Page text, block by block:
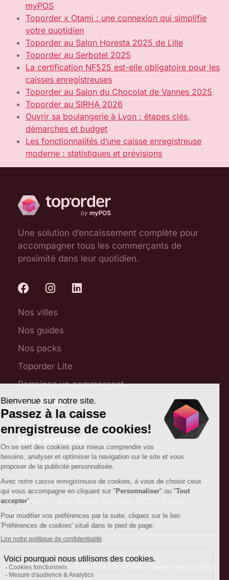
myPOS​
Toporder x Otami : une connexion qui simplifie
votre quotidien
Toporder au Salon Horesta 2025 de Lille
Toporder au Serbotel 2025
La certification NF525 est-elle obligatoire pour les
caisses enregistreuses
Toporder au Salon du Chocolat de Vannes 2025
Toporder au SIRHA 2026
Ouvrir sa boulangerie à Lyon : étapes clés,
démarches et budget
Les fonctionnalités d’une caisse enregistreuse
moderne : statistiques et prévisions
Une solution d’encaissement complète pour
accompagner tous les commerçants de
proximité dans leur quotidien.
Nos villes
Nos guides
Nos packs
Toporder Lite
Parrainez un commerçant
Plan du site
Foire aux questions
09 75 28 31 54
contact@toporder.fr
1 chemin Jean-Marie Vianney, 69130 Écully
©2025 Toporder. Tous droits réservés